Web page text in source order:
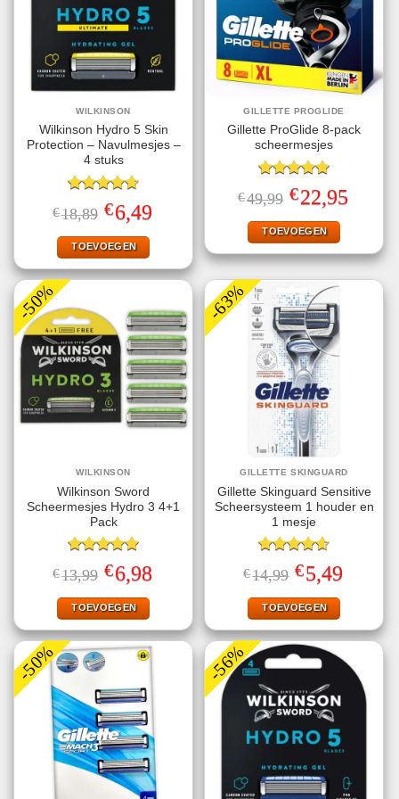
WILKINSON
Wilkinson Hydro 5 Skin
Protection – Navulmesjes –
4 stuks
Gewaardeerd
4.67uit 5
€18,89 Oorspronkelijke
prijs
was:
€18,89.
€6,49Huidige
prijs
TOEVOEGEN
GILLETTE PROGLIDE
Gillette ProGlide 8-pack
scheermesjes
Gewaardeerd
5.00uit 5
€49,99 Oorspronkelijke
prijs
was:
€49,99.
€22,95prijs
TOEVOEGEN
-50%
WILKINSON
Wilkinson Sword
Scheermesjes Hydro 3 4+1
Pack
Gewaardeerd
5.00uit 5
€13,99 Oorspronkelijke
prijs
was:
€13,99.
€6,98Huidige
prijs
TOEVOEGEN
-63%
GILLETTE SKINGUARD
Gillette Skinguard Sensitive
Scheersysteem 1 houder en
1 mesje
Gewaardeerd
4.60uit 5
€14,99 Oorspronkelijke
prijs
was:
€14,99.
€5,49Huidige
prijs
TOEVOEGEN
-50% -56%